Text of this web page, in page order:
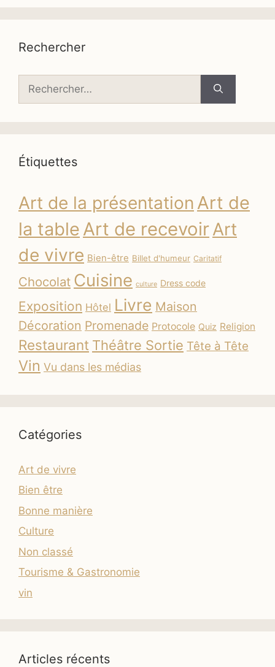
Rechercher
Étiquettes
Art de la présentation Art de
la table Art de recevoirArt
de vivre Bien-être Billet d'humeur Caritatif
Chocolat Cuisine culture Dress code
Exposition Hôtel Livre Maison
Décoration Promenade Protocole Quiz Religion
Restaurant Théâtre Sortie Tête à Tête
Vin Vu dans les médias
Catégories
Art de vivre
Bien être
Bonne manière
Culture
Non classé
Tourisme & Gastronomie
vin
Articles récents